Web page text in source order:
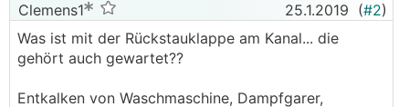
Clemens1 25.1.2019 (#2)
Was ist mit der Rückstauklappe am Kanal... die
gehört auch gewartet??
Entkalken von Waschmaschine, Dampfgarer,